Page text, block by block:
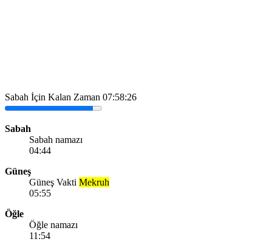
Sabah İçin Kalan Zaman 07:58:26
Sabah
Sabah namazı
04:44
Güneş
Güneş Vakti Mekruh
05:55
Öğle
Öğle namazı
11:54